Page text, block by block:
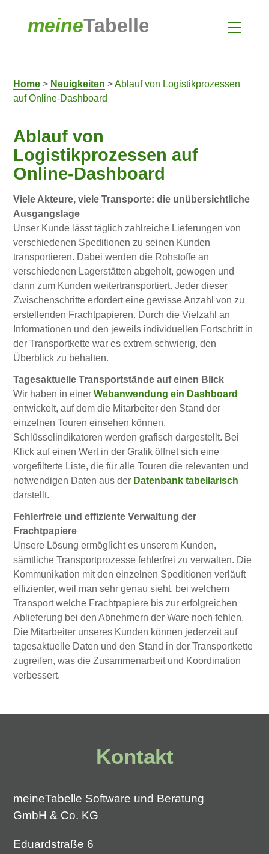
Home > Neuigkeiten >Ablauf von Logistikprozessen
auf Online-Dashboard
Ablauf von
Logistikprozessen auf
Online-Dashboard
Viele Akteure, viele Transporte: die unübersichtliche
Ausgangslage
Unser Kunde lässt täglich zahlreiche Lieferungen von
verschiedenen Speditionen zu seinen Kunden
transportieren. Dabei werden die Rohstoffe an
verschiedenen Lagerstätten abgeholt, gewogen und
dann zum Kunden weitertransportiert. Jeder dieser
Zwischenschritte erfordert eine gewisse Anzahl von zu
erstellenden Frachtpapieren. Durch die Vielzahl an
Informationen und den jeweils individuellen Fortschritt in
der Transportkette war es extrem schwierig, den
Überblick zu behalten.
Tagesaktuelle Transportstände auf einen Blick
Wir haben in einerWebanwendung ein Dashboard
entwickelt, auf dem die Mitarbeiter den Stand der
einzelnen Touren einsehen können.
Schlüsselindikatoren werden grafisch dargestellt. Bei
Klick auf einen Wert in der Grafik öffnet sich eine
vorgefilterte Liste, die für alle Touren die relevanten und
notwendigen Daten aus der Datenbank tabellarisch
darstellt.
Fehlerfreie und effiziente Verwaltung der
Frachtpapiere
Unsere Lösung ermöglicht es unserem Kunden,
sämtliche Transportprozesse fehlerfrei zu verwalten. Die
Kommunikation mit den einzelnen Speditionen verläuft
effizienter, weil man sehr genau sieht, bei welchem
Transport welche Frachtpapiere bis zur erfolgreichen
Ablieferung bei den Abnehmern der Ware noch fehlen.
Die Mitarbeiter unseres Kunden können jederzeit auf
tagesaktuelle Daten und den Stand in der Transportkette
zugreifen, was die Zusammenarbeit und Koordination
verbessert.
Kontakt
meineTabelle Software und Beratung
GmbH & Co. KG
Eduardstraße 6